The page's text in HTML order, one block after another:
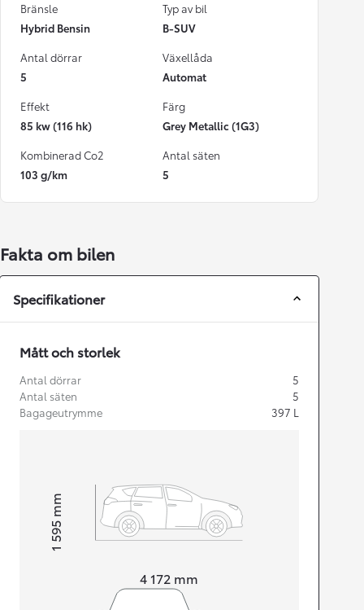
Bränsle
Hybrid Bensin
Typ av bil
B-SUV
Antal dörrar
5
Växellåda
Automat
Effekt
85 kw (116 hk)
Färg
Grey Metallic (1G3)
Kombinerad Co2
103 g/km
Antal säten
5
Fakta om bilen
Specifikationer
Mått och storlek
Antal dörrar
5
Antal säten
5
Bagageutrymme
397 L
4 172 mm
Height1 595
mm